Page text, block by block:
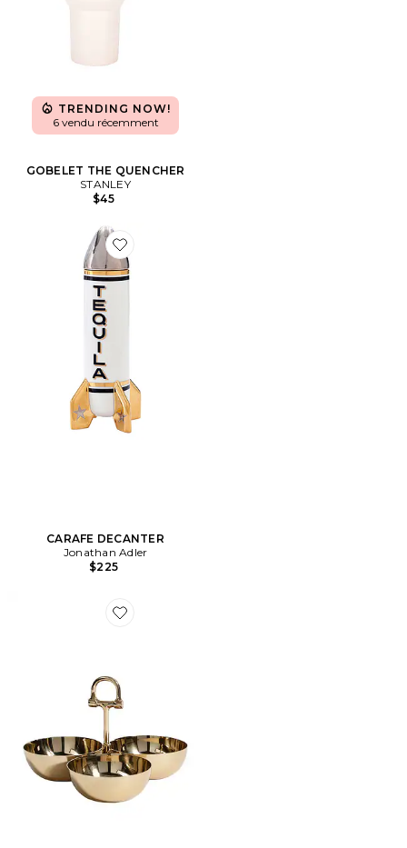
TRENDING NOW!
6 vendu récemment
GOBELET THE QUENCHER
STANLEY
$45
Favorite CARAFE DECANTER
CARAFE DECANTER
Jonathan Adler
$225
Favorite The Equestrian Trio Condiment Set